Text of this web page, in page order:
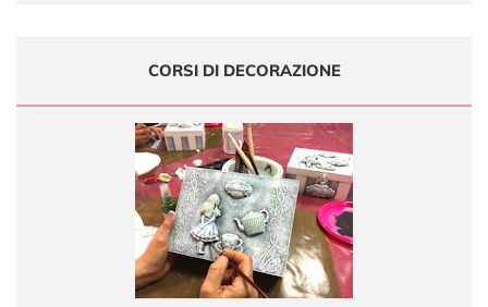
CORSI DI DECORAZIONE